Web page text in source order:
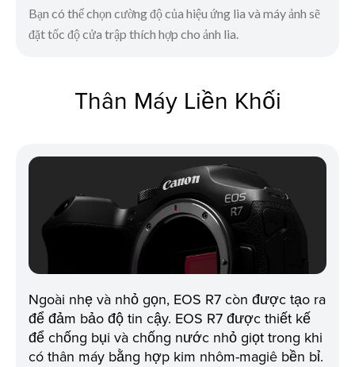
Bạn có thể chọn cường độ của hiệu ứng lia và máy ảnh sẽ
đặt tốc độ cửa trập thích hợp cho ảnh lia.
Thân Máy Liền Khối
Ngoài nhẹ và nhỏ gọn, EOS R7 còn được tạo ra
để đảm bảo độ tin cậy. EOS R7 được thiết kế
để chống bụi và chống nước nhỏ giọt trong khi
có thân máy bằng hợp kim nhôm-magiê bền bỉ.